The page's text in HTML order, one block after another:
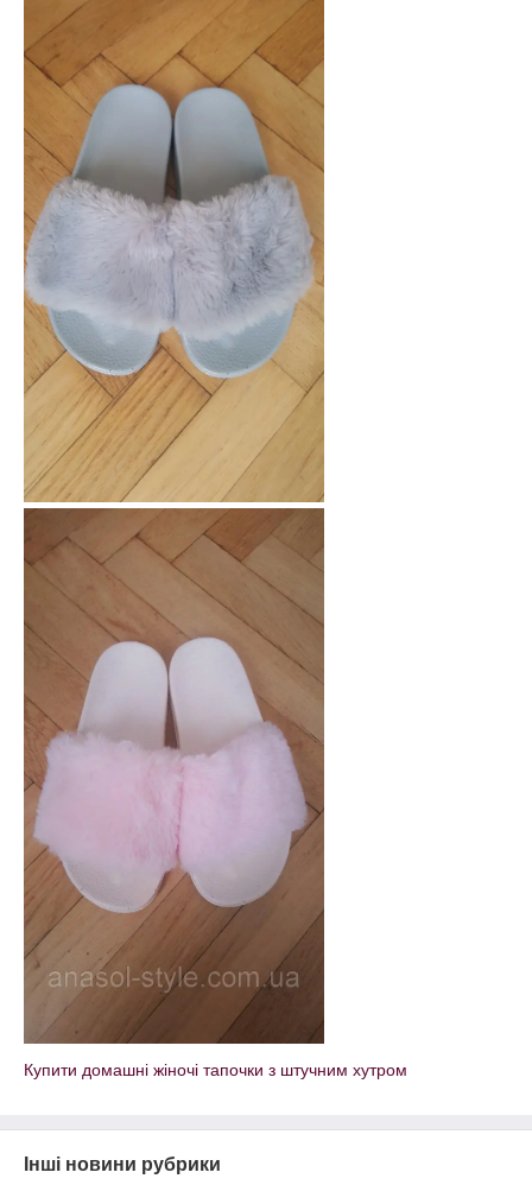
Купити домашні жіночі тапочки з штучним хутром
Інші новини рубрики